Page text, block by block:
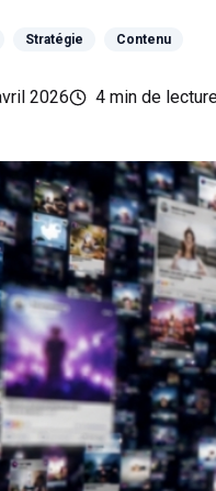
Stratégie Contenu
2026 4 min de